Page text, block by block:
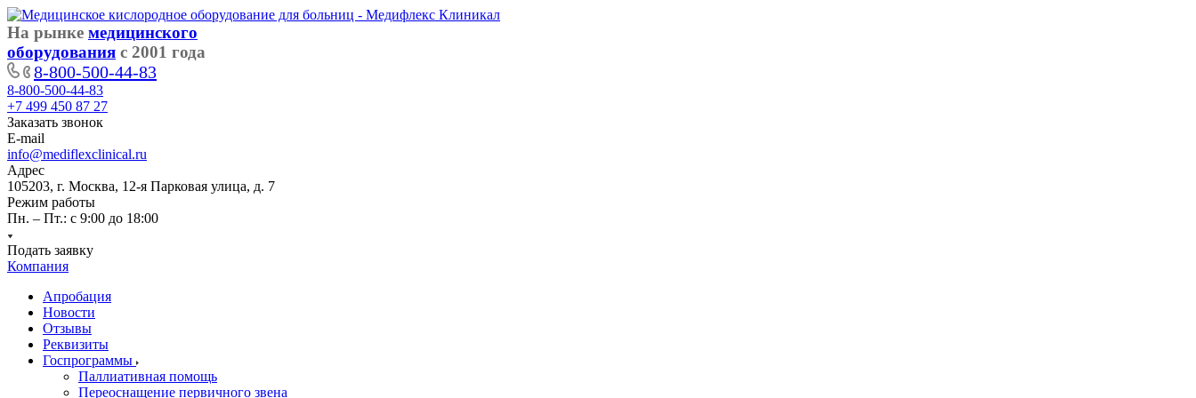
На рынке медицинского
оборудования с 2001 года
8-800-500-44-83
8-800-500-44-83
+7 499 450 87 27
Заказать звонок
E-mail
info@mediflexclinical.ru
Адрес
105203, г. Москва, 12-я Парковая улица, д. 7
Режим работы
Пн. – Пт.: с 9:00 до 18:00
Подать заявку
Компания
Апробация
Новости
Отзывы
Реквизиты
Госпрограммы
Паллиативная помощь
Переоснащение первичного звена